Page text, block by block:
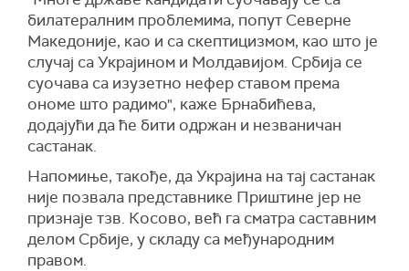
билатералним проблемима, попут Северне
Македоније, као и са скептицизмом, као што је
случај са Украјином и Молдавијом. Србија се
суочава са изузетно нефер ставом према
ономе што радимо", каже Брнабићева,
додајући да ће бити одржан и незваничан
састанак.
Напомиње, такође, да Украјина на тај састанак
није позвала представнике Приштине јер не
признаје тзв. Косово, већ га сматра саставним
делом Србије, у складу са међународним
правом.